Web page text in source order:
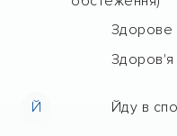
Здорове
Здоров'я
Й Йду в